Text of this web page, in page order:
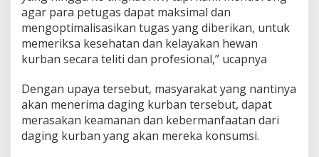
agar para petugas dapat maksimal dan
mengoptimalisasikan tugas yang diberikan, untuk
memeriksa kesehatan dan kelayakan hewan
kurban secara teliti dan profesional,” ucapnya
Dengan upaya tersebut, masyarakat yang nantinya
akan menerima daging kurban tersebut, dapat
merasakan keamanan dan kebermanfaatan dari
daging kurban yang akan mereka konsumsi.